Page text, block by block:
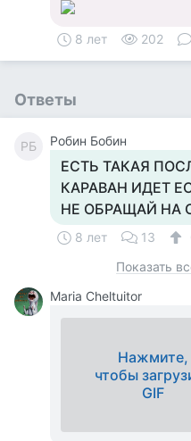
8 лет 202
Ответы
РБ Робин Бобин
ЕСТЬ ТАКАЯ
КАРАВАН ИДЕТ
НЕ ОБРАЩАЙ НА
8 лет 13
Показать
Maria Cheltuitor
Нажмите,
чтобы
GIF